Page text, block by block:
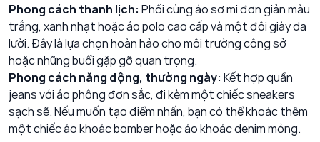
Phong cách thanh lịch: Phối cùng áo sơ mi đơn giản màu
trắng, xanh nhạt hoặc áo polo cao cấp và một đôi giày da
lười. Đây là lựa chọn hoàn hảo cho môi trường công sở
hoặc những buổi gặp gỡ quan trọng.
Phong cách năng động, thường ngày: Kết hợp quần
jeans với áo phông đơn sắc, đi kèm một chiếc sneakers
sạch sẽ. Nếu muốn tạo điểm nhấn, bạn có thể khoác thêm
một chiếc áo khoác bomber hoặc áo khoác denim mỏng.